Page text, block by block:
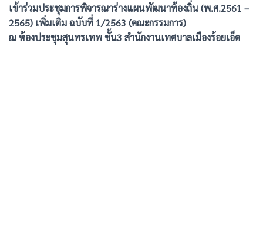
เข้าร่วมประชุมการพิจารณาร่างแผนพัฒนาท้องถิ่น (พ.ศ.2561 –
2565) เพิ่มเติม ฉบับที่ 1/2563 (คณะกรรมการ)
ณ ห้องประชุมสุนทรเทพ ชั้น3 สำนักงานเทศบาลเมืองร้อยเอ็ด